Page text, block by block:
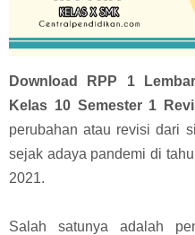
Download RPP 1
Kelas 10 Semester 1
perubahan atau revisi dari
sejak adaya pandemi di
2021.
Salah satunya adalah